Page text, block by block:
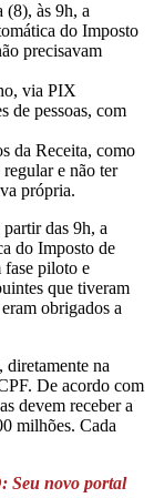
(8), às 9h, a
do Imposto
precisavam
via PIX
de pessoas, com
da Receita, como
e não ter
própria.
das 9h, a
do Imposto de
fase piloto e
que tiveram
obrigados a
diretamente na
De acordo com
devem receber a
milhões. Cada
novo portal